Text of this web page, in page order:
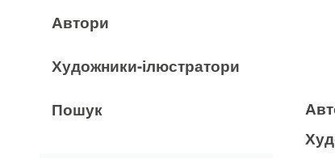
Автори
Художники-ілюстратори
Пошук